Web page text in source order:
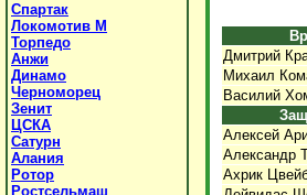
Спартак
Локомотив М
Торпедо
Анжи
Динамо
Черноморец
Зенит
ЦСКА
Сатурн
Алания
Ротор
Ростсельмаш
Дмитрий
Михаил
Василий
Алексей
Александр
Ахрик